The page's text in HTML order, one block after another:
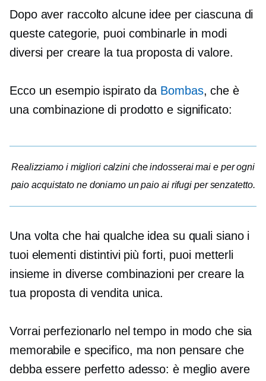
Dopo aver raccolto alcune idee per ciascuna di
queste categorie, puoi combinarle in modi
diversi per creare la tua proposta di valore.
Ecco un esempio ispirato da Bombas, che è
una combinazione di prodotto e significato:
Realizziamo i migliori calzini che indosserai mai e per ogni
paio acquistato ne doniamo un paio ai rifugi per senzatetto.
Una volta che hai qualche idea su quali siano i
tuoi elementi distintivi più forti, puoi metterli
insieme in diverse combinazioni per creare la
tua proposta di vendita unica.
Vorrai perfezionarlo nel tempo in modo che sia
memorabile e specifico, ma non pensare che
debba essere perfetto adesso: è meglio avere